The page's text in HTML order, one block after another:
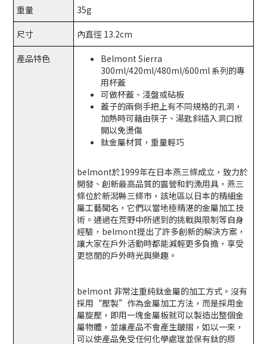
重量 35g
尺寸 內直徑 13.2cm
產品特色
Belmont Sierra
300ml/420ml/480ml/600ml 系列的專
用杯蓋
可做杯蓋、淺盤或砧板
蓋子的兩側手把上有不同規格的孔洞，
加熱時可藉由筷子、湯匙斜插入洞口掀
開以免燙傷
鈦金屬材質，重量輕巧
belmont於1999年在日本燕三條成立，致力於
開發、創新最高品質的露營和釣漁用具，燕三
條位於新潟縣三條市，該地區以日本的精細金
屬工藝聞名，它們以當地極精湛的金屬加工技
術。通過在荒野中所遇到的挑戰與限制等自身
經驗，belmont提出了許多創新的解決方案，
讓大家在戶外活動時都能減輕更多負擔，享受
更悠閒的戶外時光與樂趣。
belmont 非常注重純鈦金屬的加工方式。沒有
採用“壓製”作為金屬加工方法，而是採用金
屬旋壓，即用一塊金屬板就可以製造出整個金
屬物體，並讓產品不會產生皺摺，如以一來，
可以使產品免受任何化學處理並保有鈦的原